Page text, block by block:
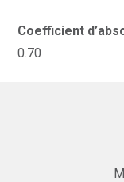
Coefficient
0.70